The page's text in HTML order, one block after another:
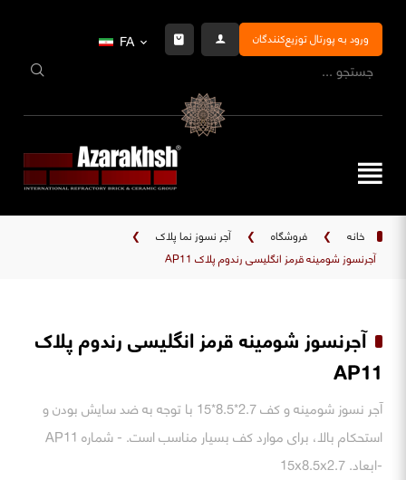
ورود به پورتال توزیع‌کنندگان FA
خانه ❯ فروشگاه ❯ آجر نسوز نما پلاک
❯
آجرنسوز شومینه قرمز انگلیسی رندوم پلاک AP11
آجرنسوز شومینه قرمز انگلیسی رندوم پلاک
AP11
آجر نسوز شومینه و کف 2.7*8.5*15 با توجه به ضد سایش بودن و
استحکام بالا، برای موارد کف بسیار مناسب است. - شماره AP11
-ابعاد. 15x8.5x2.7